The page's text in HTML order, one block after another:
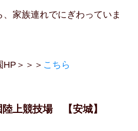
家族連れでにぎわっていま
＞＞＞ こちら
上競技場 【安城】